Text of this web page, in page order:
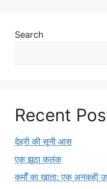
Search
Recent
देहरी की सूनी आस
एक झूठा कलंक
कर्मों का खाता: एक अनकही